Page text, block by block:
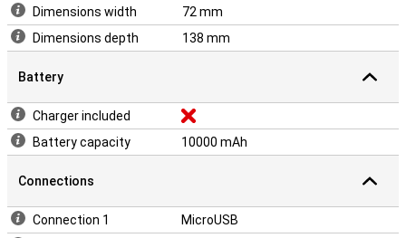
Dimensions width
72 mm
Dimensions depth
138 mm
Battery
Charger included
Battery capacity
10000 mAh
Connections
Connection 1
MicroUSB